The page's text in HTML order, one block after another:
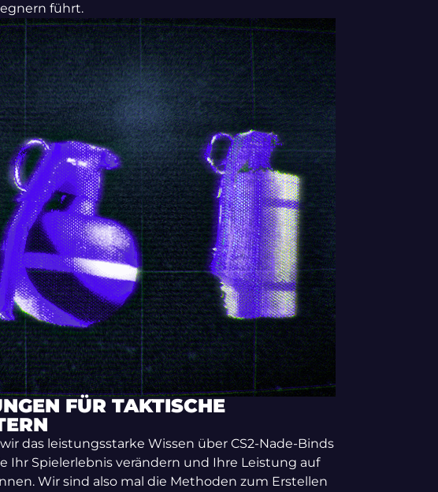
führt.
FÜR TAKTISCHE
das leistungsstarke Wissen über CS2-Nade-Binds
Ihr Spielerlebnis verändern und Ihre Leistung auf
Wir sind also mal die Methoden zum Erstellen